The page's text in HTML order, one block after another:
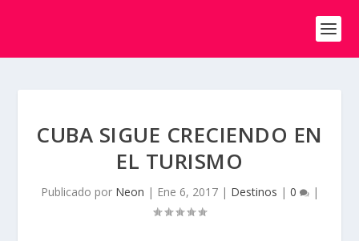
CUBA SIGUE CRECIENDO EN
EL TURISMO
Publicado por Neon | Ene 6, 2017| Destinos | 0 |